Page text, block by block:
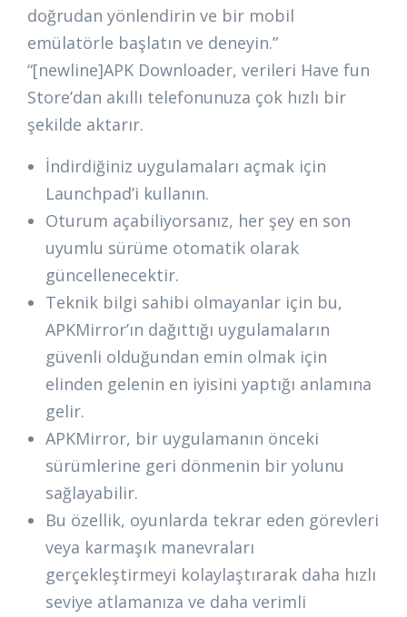
doğrudan yönlendirin ve bir mobil
emülatörle başlatın ve deneyin.”
“[newline]APK Downloader, verileri Have fun
Store’dan akıllı telefonunuza çok hızlı bir
şekilde aktarır.
İndirdiğiniz uygulamaları açmak için
Launchpad’i kullanın.
Oturum açabiliyorsanız, her şey en son
uyumlu sürüme otomatik olarak
güncellenecektir.
Teknik bilgi sahibi olmayanlar için bu,
APKMirror’ın dağıttığı uygulamaların
güvenli olduğundan emin olmak için
elinden gelenin en iyisini yaptığı anlamına
gelir.
APKMirror, bir uygulamanın önceki
sürümlerine geri dönmenin bir yolunu
sağlayabilir.
Bu özellik, oyunlarda tekrar eden görevleri
veya karmaşık manevraları
gerçekleştirmeyi kolaylaştırarak daha hızlı
seviye atlamanıza ve daha verimli